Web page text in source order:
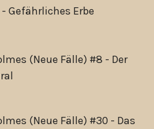
Gefährliches Erbe
(Neue Fälle) #8 - Der
(Neue Fälle) #30 - Das